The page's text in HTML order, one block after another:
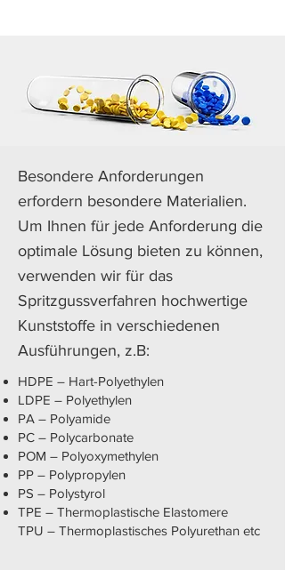
Besondere Anforderungen
erfordern besondere Materialien.
Um Ihnen für jede Anforderung die
optimale Lösung bieten zu können,
verwenden wir für das
Spritzgussverfahren hochwertige
Kunststoffe in verschiedenen
Ausführungen, z.B:
HDPE – Hart-Polyethylen
LDPE – Polyethylen
PA – Polyamide
PC – Polycarbonate
POM – Polyoxymethylen
PP – Polypropylen
PS – Polystyrol
TPE – Thermoplastische Elastomere
TPU – Thermoplastisches Polyurethan etc